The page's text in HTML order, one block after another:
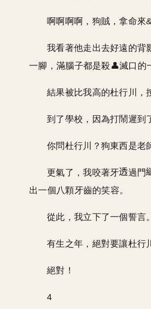
啊啊啊啊，狗賊，拿命
我看著他走出去好遠的背
一腳，滿腦子都是殺👤滅口的
結果被比我高的杜行川，
到了學校，因為打鬧遲到
你問杜行川？狗東西是老
更氣了，我咬著牙 過門
出一個八顆牙齒的笑容。
從此，我立下了一個誓言。
有生之年，絕對要讓杜行
絕對！
4